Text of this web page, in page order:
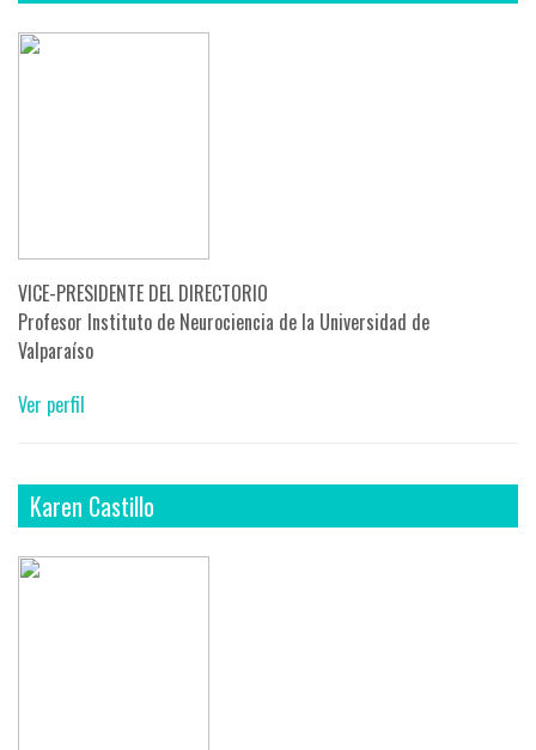
VICE-PRESIDENTE DEL DIRECTORIO
Profesor Instituto de Neurociencia de la Universidad de
Valparaíso
Ver perfil
Karen Castillo